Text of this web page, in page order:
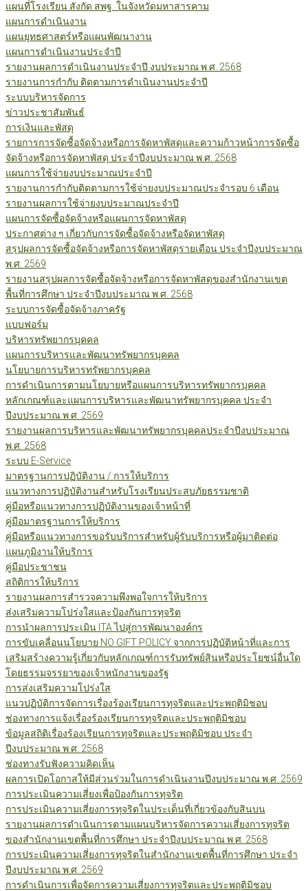
แผนที่โรงเรียน สังกัด สพฐ. ในจังหวัดมหาสารคาม
แผนการดำเนินงาน
แผนยุทธศาสตร์หรือแผนพัฒนางาน
แผนการดำเนินงานประจำปี
รายงานผลการดำเนินงานประจำปี งบประมาณ พ.ศ. 2568
รายงานการกำกับ ติดตามการดำเนินงานประจำปี
ระบบบริหารจัดการ
ข่าวประชาสัมพันธ์
การเงินและพัสดุ
รายการการจัดซื้อจัดจ้างหรือการจัดหาพัสดุและความก้าวหน้าการจัดซื้อ
จัดจ้างหรือการจัดหาพัสดุ ประจำปีงบประมาณ พ.ศ. 2568
แผนการใช้จ่ายงบประมาณประจำปี
รายงานการกำกับติดตามการใช้จ่ายงบประมาณประจำรอบ 6 เดือน
รายงานผลการใช้จ่ายงบประมาณประจำปี
แผนการจัดซื้อจัดจ้างหรือแผนการจัดหาพัสดุ
ประกาศต่าง ๆ เกี่ยวกับการจัดซื้อจัดจ้างหรือจัดหาพัสดุ
สรุปผลการจัดซื้อจัดจ้างหรือการจัดหาพัสดุรายเดือน ประจำปีงบประมาณ
พ.ศ. 2569
รายงานสรุปผลการจัดซื้อจัดจ้างหรือการจัดหาพัสดุของสำนักงานเขต
พื้นที่การศึกษา ประจำปีงบประมาณ พ.ศ. 2568
ระบบการจัดซื้อจัดจ้างภาครัฐ
แบบฟอร์ม
บริหารทรัพยากรบุคคล
แผนการบริหารและพัฒนาทรัพยากรบุคคล
นโยบายการบริหารทรัพยากรบุคคล
การดำเนินการตามนโยบายหรือแผนการบริหารทรัพยากรบุคคล
หลักเกณฑ์และแผนการบริหารและพัฒนาทรัพยากรบุคคล ประจำ
ปีงบประมาณ พ.ศ. 2569
รายงานผลการบริหารและพัฒนาทรัพยากรบุคคลประจำปีงบประมาณ
พ.ศ. 2568
ระบบ E-Service
มาตรฐานการปฏิบัติงาน / การให้บริการ
แนวทางการปฏิบัติงานสำหรับโรงเรียนประสบภัยธรรมชาติ
คู่มือหรือแนวทางการปฏิบัติงานของเจ้าหน้าที่
คู่มือมาตรฐานการให้บริการ
คู่มือหรือแนวทางการขอรับบริการสำหรับผู้รับบริการหรือผู้มาติดต่อ
แผนภูมิงานให้บริการ
คู่มือประชาชน
สถิติการให้บริการ
รายงานผลการสำรวจความพึงพอใจการให้บริการ
ส่งเสริมความโปร่งใสและป้องกันการทุจริต
การนำผลการประเมิน ITA ไปสู่การพัฒนาองค์กร
การขับเคลื่อนนโยบาย NO GIFT POLICY จากการปฏิบัติหน้าที่และการ
เสริมสร้างความรู้เกี่ยวกับหลักเกณฑ์การรับทรัพย์สินหรือประโยชน์อื่นใด
โดยธรรมจรรยาของเจ้าหนักงานของรัฐ
การส่งเสริมความโปร่งใส
แนวปฏิบัติการจัดการเรื่องร้องเรียนการทุจริตและประพฤติมิชอบ
ช่องทางการแจ้งเรื่องร้องเรียนการทุจริตและประพฤติมิชอบ
ข้อมูลสถิติเรื่องร้องเรียนการทุจริตและประพฤติมิชอบ ประจำ
ปีงบประมาณ พ.ศ. 2568
ช่องทางรับฟังความคิดเห็น
ผลการเปิดโอกาสให้มีส่วนร่วมในการดำเนินงานปีงบประมาณ พ.ศ. 2569
การประเมินความเสี่ยงเพื่อป้องกันการทุจริต
การประเมินความเสี่ยงการทุจริตในประเด็นที่เกี่ยวข้องกับสินบน
รายงานผลการดำเนินการตามแผนบริหารจัดการความเสี่ยงการทุจริต
ของสำนักงานเขตพื้นที่การศึกษา ประจำปีงบประมาณ พ.ศ. 2568
การประเมินความเสี่ยงการทุจริตในสำนักงานเขตพื้นที่การศึกษา ประจำ
ปีงบประมาณ พ.ศ. 2569
การดำเนินการเพื่อจัดการความเสี่ยงการทุจริตและประพฤติมิชอบ